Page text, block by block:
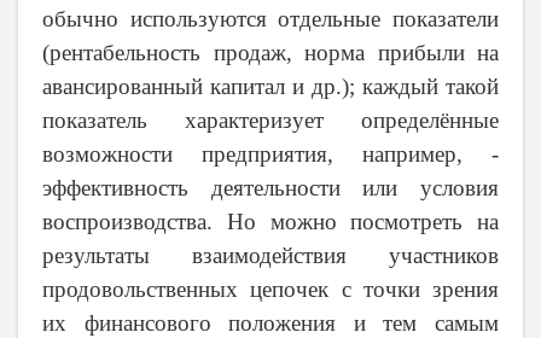
обычно используются отдельные показатели
(рентабельность продаж, норма прибыли на
авансированный капитал и др.); каждый такой
показатель характеризует определённые
возможности предприятия, например, -
эффективность деятельности или условия
воспроизводства. Но можно посмотреть на
результаты взаимодействия участников
продовольственных цепочек с точки зрения
их финансового положения и тем самым